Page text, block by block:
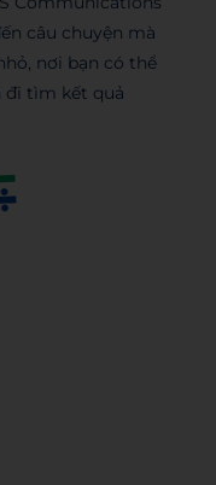
câu chuyện mà
nơi bạn có thể
đi tìm kết quả